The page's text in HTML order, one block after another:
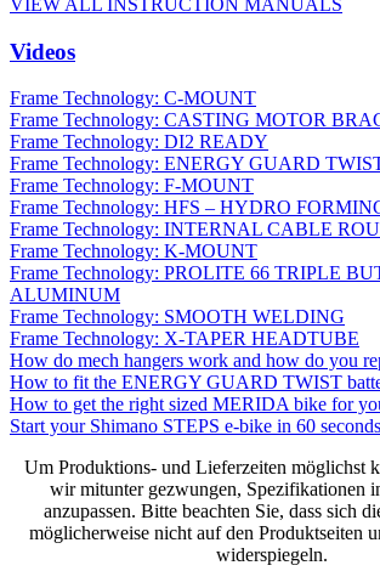
VIEW ALL INSTRUCTION MANUALS
Videos
Frame Technology: C-MOUNT
Frame Technology: CASTING MOTOR
Frame Technology: DI2 READY
Frame Technology: ENERGY GUARD
Frame Technology: F-MOUNT
Frame Technology: HFS – HYDRO
Frame Technology: INTERNAL CABLE
Frame Technology: K-MOUNT
Frame Technology: PROLITE 66 TRIPLE
ALUMINUM
Frame Technology: SMOOTH WELDING
Frame Technology: X-TAPER HEADTUBE
How do mech hangers work and how do you
How to fit the ENERGY GUARD TWIST
How to get the right sized MERIDA bike for
Start your Shimano STEPS e-bike in 60 seconds
Um Produktions- und Lieferzeiten möglichst
wir mitunter gezwungen, Spezifikationen
anzupassen. Bitte beachten Sie, dass sich
möglicherweise nicht auf den Produktseiten
widerspiegeln.